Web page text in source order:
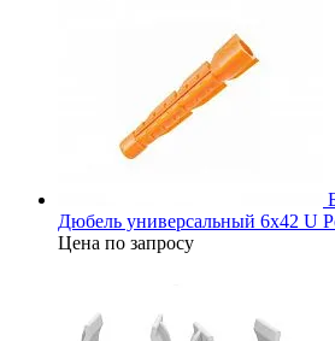
Дюбель универсальный 6х42 U
Цена по запросу